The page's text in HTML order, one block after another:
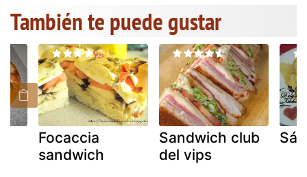
También te puede gustar
Focaccia
sandwich
Sandwich club
del vips